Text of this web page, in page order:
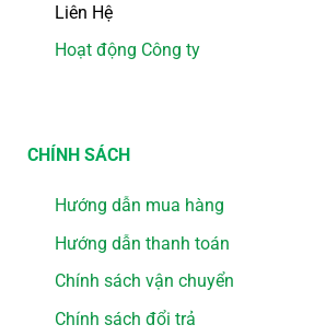
Liên Hệ
Hoạt động Công ty
CHÍNH SÁCH
Hướng dẫn mua hàng
Hướng dẫn thanh toán
Chính sách vận chuyển
Chính sách đổi trả